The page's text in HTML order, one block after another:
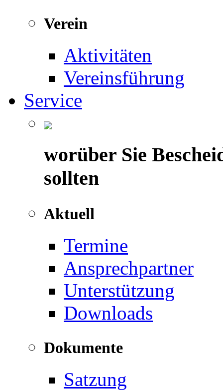
Verein
Aktivitäten
Vereinsführung
Service
worüber Sie
sollten
Aktuell
Termine
Ansprechpartner
Unterstützung
Downloads
Dokumente
Satzung